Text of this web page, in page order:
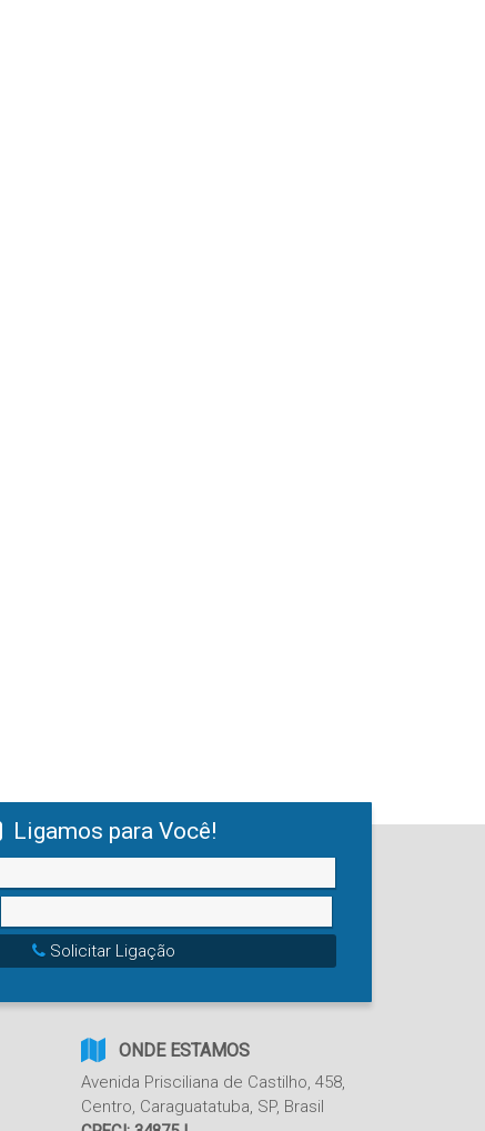
Ligamos para Você!
Solicitar Ligação
ONDE ESTAMOS
Avenida Prisciliana de Castilho, 458,
Centro, Caraguatatuba, SP, Brasil